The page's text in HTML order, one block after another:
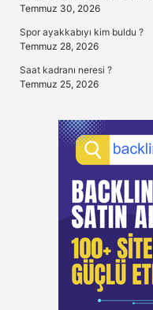
Temmuz 30, 2026
Spor ayakkabıyı kim buldu ?
Temmuz 28, 2026
Saat kadranı neresi ?
Temmuz 25, 2026